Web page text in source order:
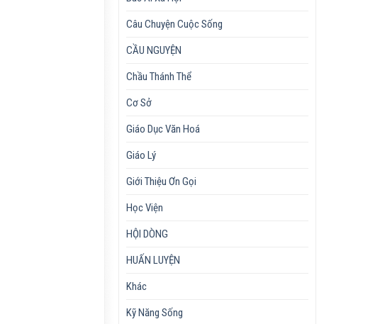
Câu Chuyện Cuộc Sống
CẦU NGUYỆN
Chầu Thánh Thể
Cơ Sở
Giáo Dục Văn Hoá
Giáo Lý
Giới Thiệu Ơn Gọi
Học Viện
HỘI DÒNG
HUẤN LUYỆN
Khác
Kỹ Năng Sống